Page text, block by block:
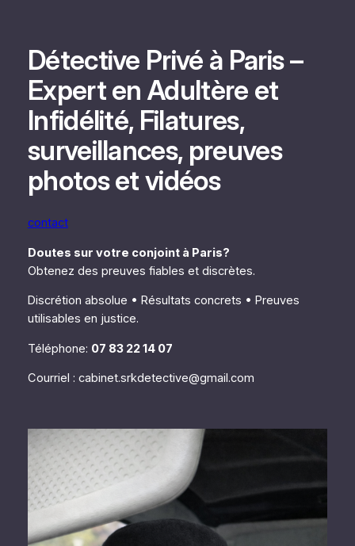
contenuDétective Privé à Paris –
Expert en Adultère et
Infidélité, Filatures,
surveillances, preuves
photos et vidéos
contact
Doutes sur votre conjoint à Paris?
Obtenez des preuves fiables et discrètes.
Discrétion absolue • Résultats concrets • Preuves
utilisables en justice.
Téléphone: 07 83 22 14 07
Courriel : cabinet.srkdetective@gmail.com